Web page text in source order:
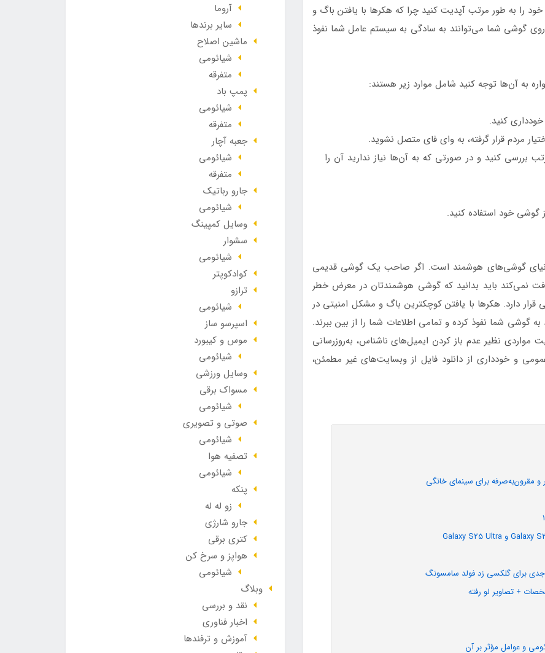
را به طور مرتب آپدیت کنید چرا که هکرها با یافتن باگ و
گوشی شما می‌توانند به سادگی به سیستم عامل شما نفوذ
به آن‌ها توجه کنید شامل موارد زیر هستند:
کنید.
مردم قرار گرفته، به وای فای متصل نشوید.
کنید و در صورتی که به آن‌ها نیاز ندارید آن را
گوشی خود استفاده کنید.
گوشی‌های هوشمند است. اگر صاحب یک گوشی قدیمی
نمی‌کند باید بدانید که گوشی هوشمندتان در معرض خطر
دارد. هکرها با یافتن کوچکترین باگ و مشکل امنیتی در
گوشی شما نفوذ کرده و تمامی اطلاعات شما را از بین ببرند.
مواردی نظیر عدم باز کردن ایمیل‌های ناشناس، به‌روزرسانی
و خودداری از دانلود فایل از وبسایت‌های غیر مطمئن،
و عوامل مؤثر بر آن
آروما
سایر برندها
ماشین اصلاح
شیائومی
متفرقه
پمپ باد
شیائومی
متفرقه
جعبه آچار
شیائومی
متفرقه
جارو رباتیک
شیائومی
وسایل کمپینگ
سشوار
شیائومی
کوادکوپتر
ترازو
شیائومی
اسپرسو ساز
موس و کیبورد
شیائومی
وسایل ورزشی
مسواک برقی
شیائومی
صوتی و تصویری
شیائومی
تصفیه هوا
شیائومی
پنکه
زو له له
جارو شارژی
کتری برقی
هواپز و سرخ کن
شیائومی
وبلاگ
نقد و بررسی
اخبار فناوری
آموزش و ترفندها